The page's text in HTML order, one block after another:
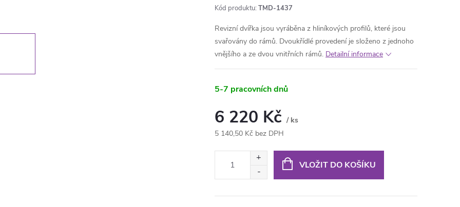
Kód produktu: TMD-1437
Revizní dvířka jsou vyráběna z hliníkových profilů, které jsou
svařovány do rámů. Dvoukřídlé provedení je složeno z jednoho
vnějšího a ze dvou vnitřních rámů. Detailní informace
5-7 pracovních dnů
6 220 Kč / ks
5 140,50 Kč bez DPH
VLOŽIT DO KOŠÍKU